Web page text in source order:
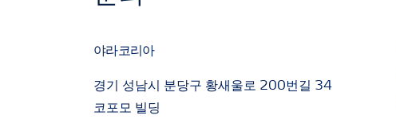
야라코리아
경기 성남시 분당구 황새울로 200번길 34
코포모 빌딩